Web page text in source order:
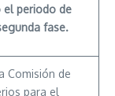
el periodo de
fase.
Comisión de
para el